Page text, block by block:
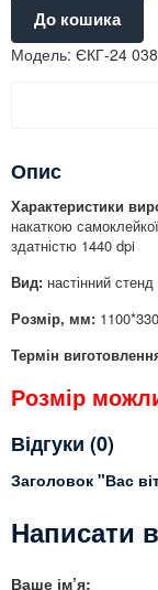
До кошика
Модель: ЄКГ-24 038
Опис
Характеристики
накаткою
здатністю 1440 dpi
Вид: настінний стенд
Розмір, мм: 1100*330
Термін
Розмір
Відгуки (0)
Заголовок "Вас
Написати
Ваше ім’я: